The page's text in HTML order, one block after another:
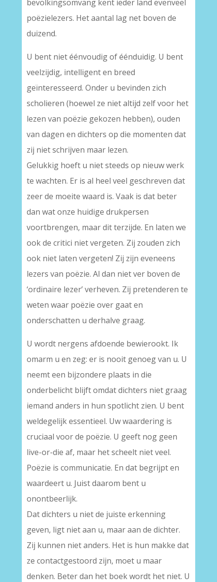
bevolkingsomvang kent ieder land evenveel
poëzielezers. Het aantal lag net boven de
duizend.
U bent niet éénvoudig of éénduidig. U bent
veelzijdig, intelligent en breed
geïnteresseerd. Onder u bevinden zich
scholieren (hoewel ze niet altijd zelf voor het
lezen van poëzie gekozen hebben), ouden
van dagen en dichters op die momenten dat
zij niet schrijven maar lezen.
Gelukkig hoeft u niet steeds op nieuw werk
te wachten. Er is al heel veel geschreven dat
zeer de moeite waard is. Vaak is dat beter
dan wat onze huidige drukpersen
voortbrengen, maar dit terzijde. En laten we
ook de critici niet vergeten. Zij zouden zich
ook niet laten vergeten! Zij zijn eveneens
lezers van poëzie. Al dan niet ver boven de
‘ordinaire lezer’ verheven. Zij pretenderen te
weten waar poëzie over gaat en
onderschatten u derhalve graag.
U wordt nergens afdoende bewierookt. Ik
omarm u en zeg: er is nooit genoeg van u. U
neemt een bijzondere plaats in die
onderbelicht blijft omdat dichters niet graag
iemand anders in hun spotlicht zien. U bent
weldegelijk essentieel. Uw waardering is
cruciaal voor de poëzie. U geeft nog geen
live-or-die af, maar het scheelt niet veel.
Poëzie is communicatie. En dat begrijpt en
waardeert u. Juist daarom bent u
onontbeerlijk.
Dat dichters u niet de juiste erkenning
geven, ligt niet aan u, maar aan de dichter.
Zij kunnen niet anders. Het is hun makke dat
ze contactgestoord zijn, moet u maar
denken. Beter dan het boek wordt het niet. U